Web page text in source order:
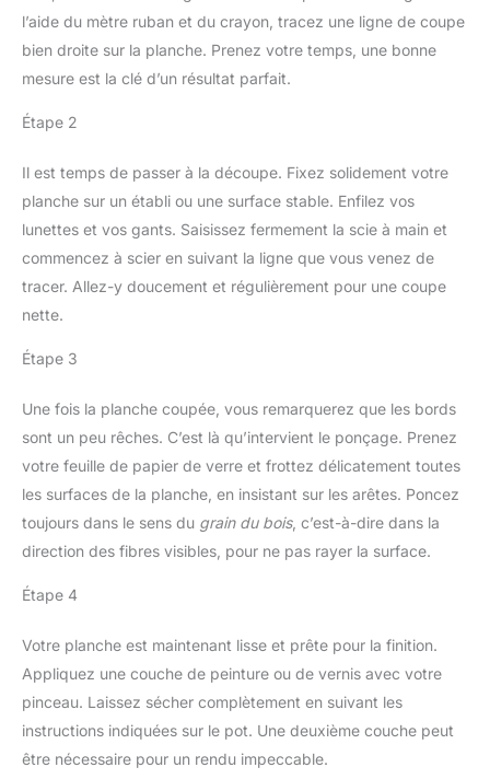
durée de vie ; 3. N’utilisez
pas ces batteries avec
d’autres appareils afin
d’éviter toute surcharge.
respirants font de ces
gants un choix approprié
pour réduire la
transpiration et la fatigue.
construction, la
rénovation, les travaux
de précision, le jardinage
gants Unigloves Nitrex
290G offrent souplesse
À L'ABRASION : les gants
de manutention générale
Nitrex 290G permettent
une dextérité et une
résistance à l'abrasion
sans entrave ; une
solution quotidienne
pour une sécurité accrue
respirant qui aide à
réduire l'accumulation de
chaleur, garantissant que
prolongée.
ANTIDÉRAPANT : Les
gants sont revêtus d'une
couche de PU sur la
paume et les bouts des
doigts, offrant une prise
protection confortable et
fiable pour vos mains.
CONFORTABLE : Nos
gants de travail sont
qui les rend extensibles
et agréables à porter,
pas facile à découdre,
prolongeant la durée de
vie des gants.
UTILISATIONS
MULTIPLES : Idéaux pour
des travaux légers à
l’aide du mètre ruban et du crayon, tracez une ligne de coupe
bien droite sur la planche. Prenez votre temps, une bonne
mesure est la clé d’un résultat parfait.
Étape 2
Il est temps de passer à la découpe. Fixez solidement votre
planche sur un établi ou une surface stable. Enfilez vos
lunettes et vos gants. Saisissez fermement la scie à main et
commencez à scier en suivant la ligne que vous venez de
tracer. Allez-y doucement et régulièrement pour une coupe
nette.
Étape 3
Une fois la planche coupée, vous remarquerez que les bords
sont un peu rêches. C’est là qu’intervient le ponçage. Prenez
votre feuille de papier de verre et frottez délicatement toutes
les surfaces de la planche, en insistant sur les arêtes. Poncez
toujours dans le sens du grain du bois, c’est-à-dire dans la
direction des fibres visibles, pour ne pas rayer la surface.
Étape 4
Votre planche est maintenant lisse et prête pour la finition.
Appliquez une couche de peinture ou de vernis avec votre
pinceau. Laissez sécher complètement en suivant les
instructions indiquées sur le pot. Une deuxième couche peut
être nécessaire pour un rendu impeccable.